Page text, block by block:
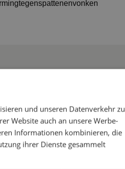
und unseren Datenverkehr zu
Website auch an unsere Werbe-
Informationen kombinieren, die
ihrer Dienste gesammelt